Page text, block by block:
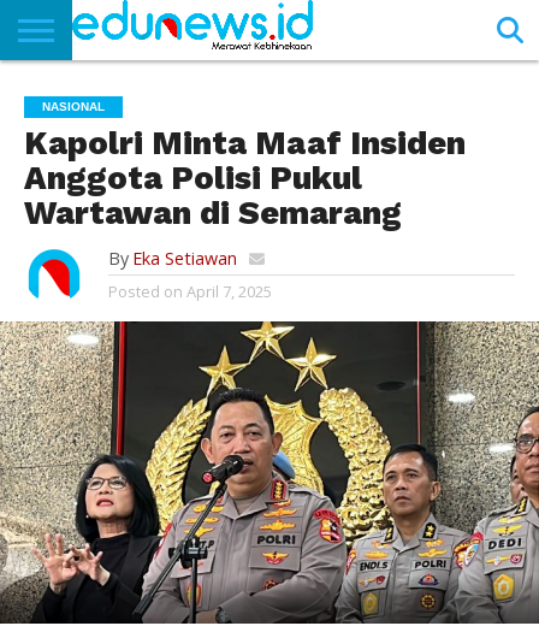
NEWS
EDUNEWS
LITERASI
PUSTAKA
SOSOK
TEKNO
KHASANAH
SASTRA
NASIONAL
Kapolri Minta Maaf Insiden
Anggota Polisi Pukul
Wartawan di Semarang
By Eka Setiawan
Posted on April 7, 2025